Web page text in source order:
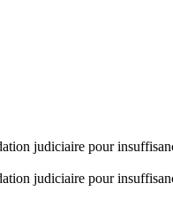
judiciaire pour
judiciaire pour